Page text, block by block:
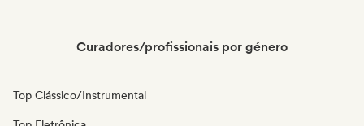
Curadores/profissionais por género
Top Clássico/Instrumental